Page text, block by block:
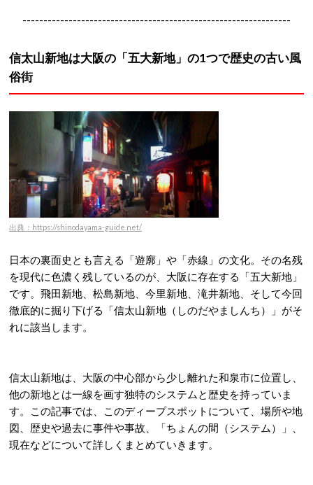
----------------------------------------------------------------
信太山新地は大阪の「五大新地」の1つで歴史の古い風
俗街
出典：https://shinodayama-guide.net/
日本の裏面史とも言える「遊廓」や「赤線」の文化。その名残
を現代に色濃く残しているのが、大阪に存在する「五大新地」
です。飛田新地、松島新地、今里新地、滝井新地、そして今回
徹底的に掘り下げる「信太山新地（しのだやましんち）」がそ
れに該当します。
信太山新地は、大阪の中心部から少し離れた和泉市に位置し、
他の新地とは一線を画す独特のシステムと歴史を持っていま
す。この記事では、このディープスポットについて、場所や地
図、歴史や過去に事件や事故、「ちょんの間（システム）」、
現在などについて詳しくまとめていきます。